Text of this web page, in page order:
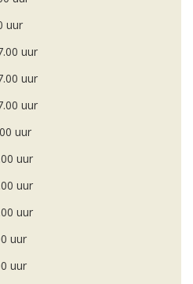
uur
uur
uur
uur
uur
uur
uur
uur
uur
uur